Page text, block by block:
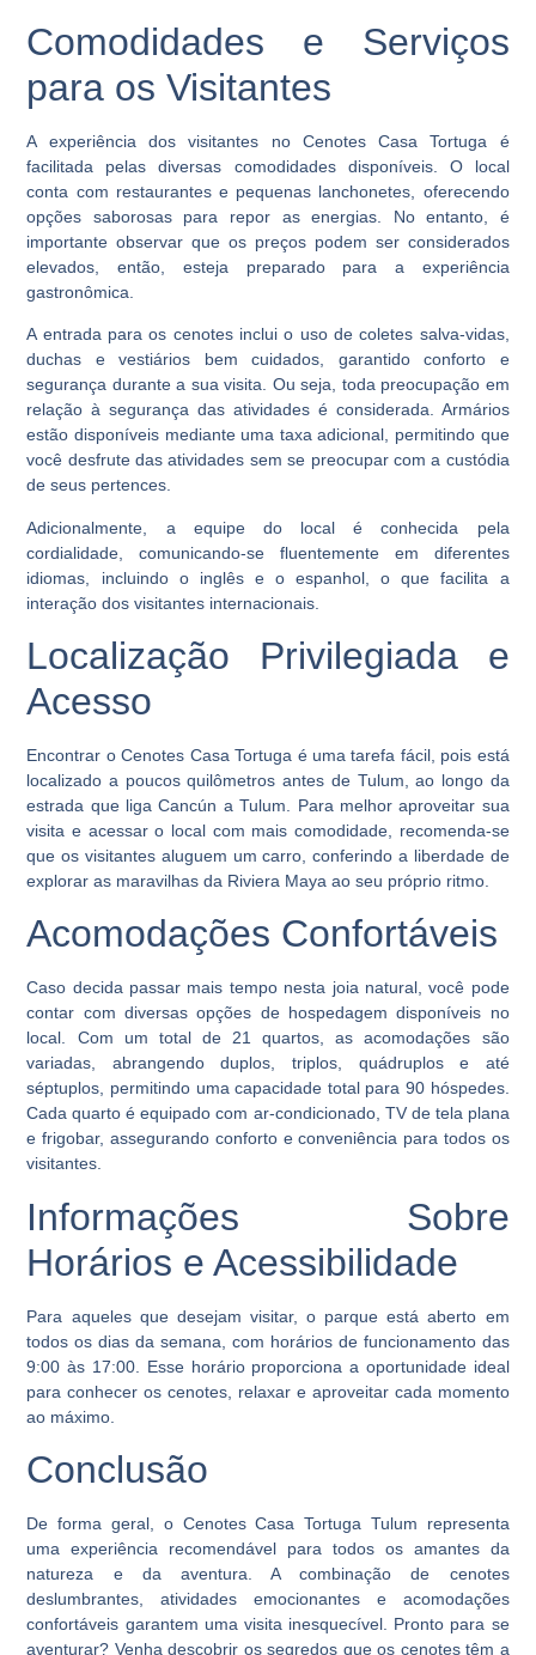
Comodidades e Serviços
para os Visitantes
A experiência dos visitantes no Cenotes Casa Tortuga é
facilitada pelas diversas comodidades disponíveis. O local
conta com restaurantes e pequenas lanchonetes, oferecendo
opções saborosas para repor as energias. No entanto, é
importante observar que os preços podem ser considerados
elevados, então, esteja preparado para a experiência
gastronômica.
A entrada para os cenotes inclui o uso de coletes salva-vidas,
duchas e vestiários bem cuidados, garantido conforto e
segurança durante a sua visita. Ou seja, toda preocupação em
relação à segurança das atividades é considerada. Armários
estão disponíveis mediante uma taxa adicional, permitindo que
você desfrute das atividades sem se preocupar com a custódia
de seus pertences.
Adicionalmente, a equipe do local é conhecida pela
cordialidade, comunicando-se fluentemente em diferentes
idiomas, incluindo o inglês e o espanhol, o que facilita a
interação dos visitantes internacionais.
Localização Privilegiada e
Acesso
Encontrar o Cenotes Casa Tortuga é uma tarefa fácil, pois está
localizado a poucos quilômetros antes de Tulum, ao longo da
estrada que liga Cancún a Tulum. Para melhor aproveitar sua
visita e acessar o local com mais comodidade, recomenda-se
que os visitantes aluguem um carro, conferindo a liberdade de
explorar as maravilhas da Riviera Maya ao seu próprio ritmo.
Acomodações Confortáveis
Caso decida passar mais tempo nesta joia natural, você pode
contar com diversas opções de hospedagem disponíveis no
local. Com um total de 21 quartos, as acomodações são
variadas, abrangendo duplos, triplos, quádruplos e até
séptuplos, permitindo uma capacidade total para 90 hóspedes.
Cada quarto é equipado com ar-condicionado, TV de tela plana
e frigobar, assegurando conforto e conveniência para todos os
visitantes.
Informações Sobre
Horários e Acessibilidade
Para aqueles que desejam visitar, o parque está aberto em
todos os dias da semana, com horários de funcionamento das
9:00 às 17:00. Esse horário proporciona a oportunidade ideal
para conhecer os cenotes, relaxar e aproveitar cada momento
ao máximo.
Conclusão
De forma geral, o Cenotes Casa Tortuga Tulum representa
uma experiência recomendável para todos os amantes da
natureza e da aventura. A combinação de cenotes
deslumbrantes, atividades emocionantes e acomodações
confortáveis garantem uma visita inesquecível. Pronto para se
aventurar? Venha descobrir os segredos que os cenotes têm a